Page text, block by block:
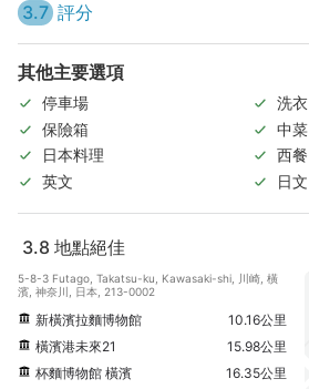
3.7 評分
其他主要選項
停車場
洗衣
保險箱
中菜
日本料理
西餐
英文
日文
3.8 地點絕佳
5-8-3 Futago, Takatsu-ku, Kawasaki-shi, 川崎, 橫
濱, 神奈川, 日本, 213-0002
新橫濱拉麵博物館
10.16公里
橫濱港未來21
15.98公里
杯麵博物館 橫濱
16.35公里